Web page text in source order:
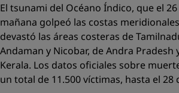
El tsunami del Océano Índico, que el
mañana golpeó las costas
devastó las áreas costeras de
Andaman y Nicobar, de Andra Pradesh
Kerala. Los datos oficiales sobre
un total de 11.500 víctimas, hasta el 28